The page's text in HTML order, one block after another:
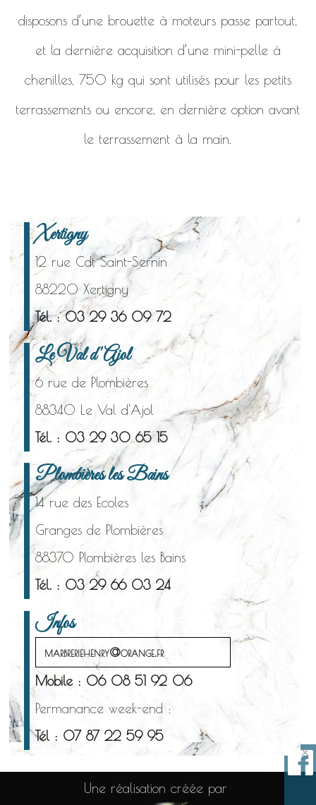
disposons d’une brouette à moteurs passe partout,
et la dernière acquisition d’une mini-pelle à
chenilles, 750 kg qui sont utilisés pour les petits
terrassements ou encore, en dernière option avant
le terrassement à la main.
Xertigny
12 rue Cdt Saint-Sernin
88220 Xertigny
Tél. : 03 29 36 09 72
Le Val d'Ajol
6 rue de Plombières
88340 Le Val d'Ajol
Tél. : 03 29 30 65 15
Plombières les Bains
14 rue des Ecoles
Granges de Plombières
88370 Plombières les Bains
Tél. : 03 29 66 03 24
Infos
marbreriehenry@orange.fr
Mobile : 06 08 51 92 06
Permanance week-end :
Tél : 07 87 22 59 95
Une réalisation créée par
×